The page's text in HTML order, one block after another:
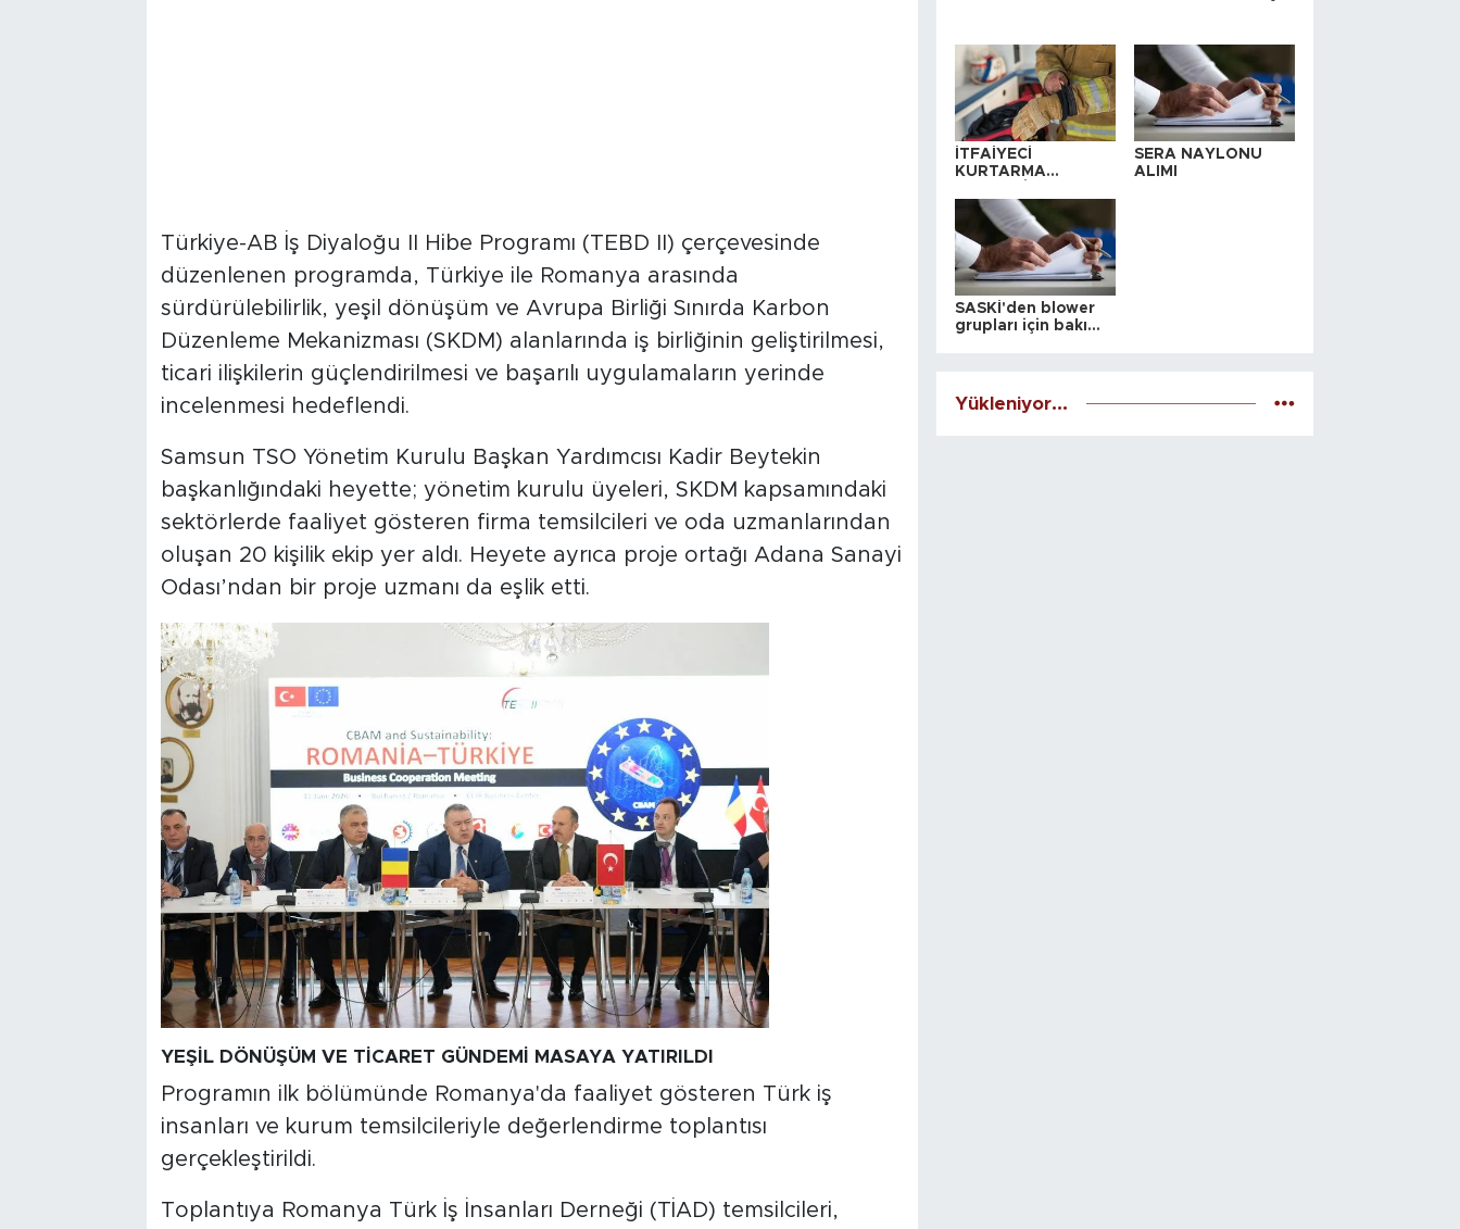
Türkiye-AB İş Diyaloğu II Hibe Programı (TEBD II) çerçevesinde
düzenlenen programda, Türkiye ile Romanya arasında
sürdürülebilirlik, yeşil dönüşüm ve Avrupa Birliği Sınırda Karbon
Düzenleme Mekanizması (SKDM) alanlarında iş birliğinin geliştirilmesi,
ticari ilişkilerin güçlendirilmesi ve başarılı uygulamaların yerinde
incelenmesi hedeflendi.
Samsun TSO Yönetim Kurulu Başkan Yardımcısı Kadir Beytekin
başkanlığındaki heyette; yönetim kurulu üyeleri, SKDM kapsamındaki
sektörlerde faaliyet gösteren firma temsilcileri ve oda uzmanlarından
oluşan 20 kişilik ekip yer aldı. Heyete ayrıca proje ortağı Adana Sanayi
Odası’ndan bir proje uzmanı da eşlik etti.
YEŞİL DÖNÜŞÜM VE TİCARET GÜNDEMİ MASAYA YATIRILDI
Programın ilk bölümünde Romanya'da faaliyet gösteren Türk iş
insanları ve kurum temsilcileriyle değerlendirme toplantısı
gerçekleştirildi.
Toplantıya Romanya Türk İş İnsanları Derneği (TİAD) temsilcileri,
İTFAİYECİ
KURTARMA
ALINACAKTIR
SERA NAYLONU
ALIMI
SASKİ'den blower
grupları için bakım
Yükleniyor...